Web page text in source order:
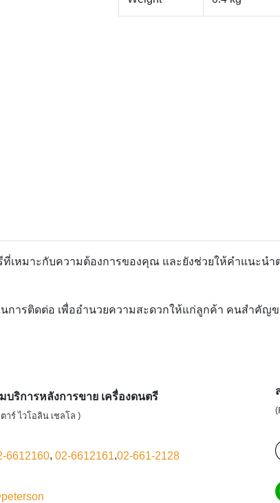
เหมาะกับความต้องการของคุณ และยังช่วยให้คำแนะน
การติดต่อ เพื่ออำนวยความสะดวกให้แก่ลูกค้า คนสำคัญ
บริการหลังการขาย เครื่องดนตรี
าร์ ไวโอลิน เชลโล )
6612160, 02-6612161,02-661-2128